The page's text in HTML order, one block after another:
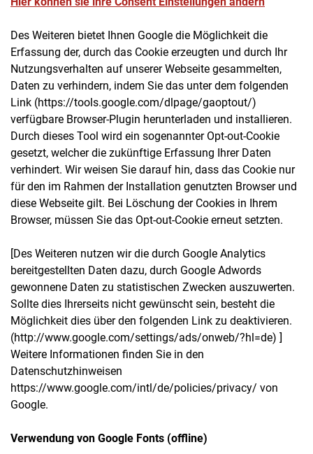
Des Weiteren bietet Ihnen Google die Möglichkeit die
Erfassung der, durch das Cookie erzeugten und durch Ihr
Nutzungsverhalten auf unserer Webseite gesammelten,
Daten zu verhindern, indem Sie das unter dem folgenden
Link (https://tools.google.com/dlpage/gaoptout/)
verfügbare Browser-Plugin herunterladen und installieren.
Durch dieses Tool wird ein sogenannter Opt-out-Cookie
gesetzt, welcher die zukünftige Erfassung Ihrer Daten
verhindert. Wir weisen Sie darauf hin, dass das Cookie nur
für den im Rahmen der Installation genutzten Browser und
diese Webseite gilt. Bei Löschung der Cookies in Ihrem
Browser, müssen Sie das Opt-out-Cookie erneut setzten.
[Des Weiteren nutzen wir die durch Google Analytics
bereitgestellten Daten dazu, durch Google Adwords
gewonnene Daten zu statistischen Zwecken auszuwerten.
Sollte dies Ihrerseits nicht gewünscht sein, besteht die
Möglichkeit dies über den folgenden Link zu deaktivieren.
(http://www.google.com/settings/ads/onweb/?hl=de) ]
Weitere Informationen finden Sie in den
Datenschutzhinweisen
https://www.google.com/intl/de/policies/privacy/ von
Google.
Verwendung von Google Fonts (offline)